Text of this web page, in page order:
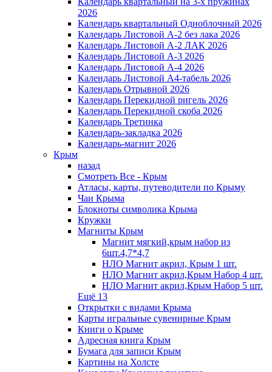
2026
Календарь квартальный Одноблочный 2026
Календарь Листовой А-2 без лака 2026
Календарь Листовой А-2 ЛАК 2026
Календарь Листовой А-3 2026
Календарь Листовой А-4 2026
Календарь Листовой А4-табель 2026
Календарь Отрывной 2026
Календарь Перекидной ригель 2026
Календарь Перекидной скоба 2026
Календарь Третинка
Календарь-закладка 2026
Календарь-магнит 2026
Крым
назад
Смотреть Все - Крым
Атласы, карты, путеводители по Крыму
Чаи Крыма
Блокноты символика Крыма
Кружки
Магниты Крым
Магнит мягкий,крым набор из
6шт.4,7*4,7
НЛО Магнит акрил, Крым 1 шт.
НЛО Магнит акрил,Крым Набор 4 шт.
НЛО Магнит акрил,Крым Набор 5 шт.
Ещё 13
Открытки с видами Крыма
Карты игральные сувенирные Крым
Книги о Крыме
Адресная книга Крым
Бумага для записи Крым
Картины на Холсте